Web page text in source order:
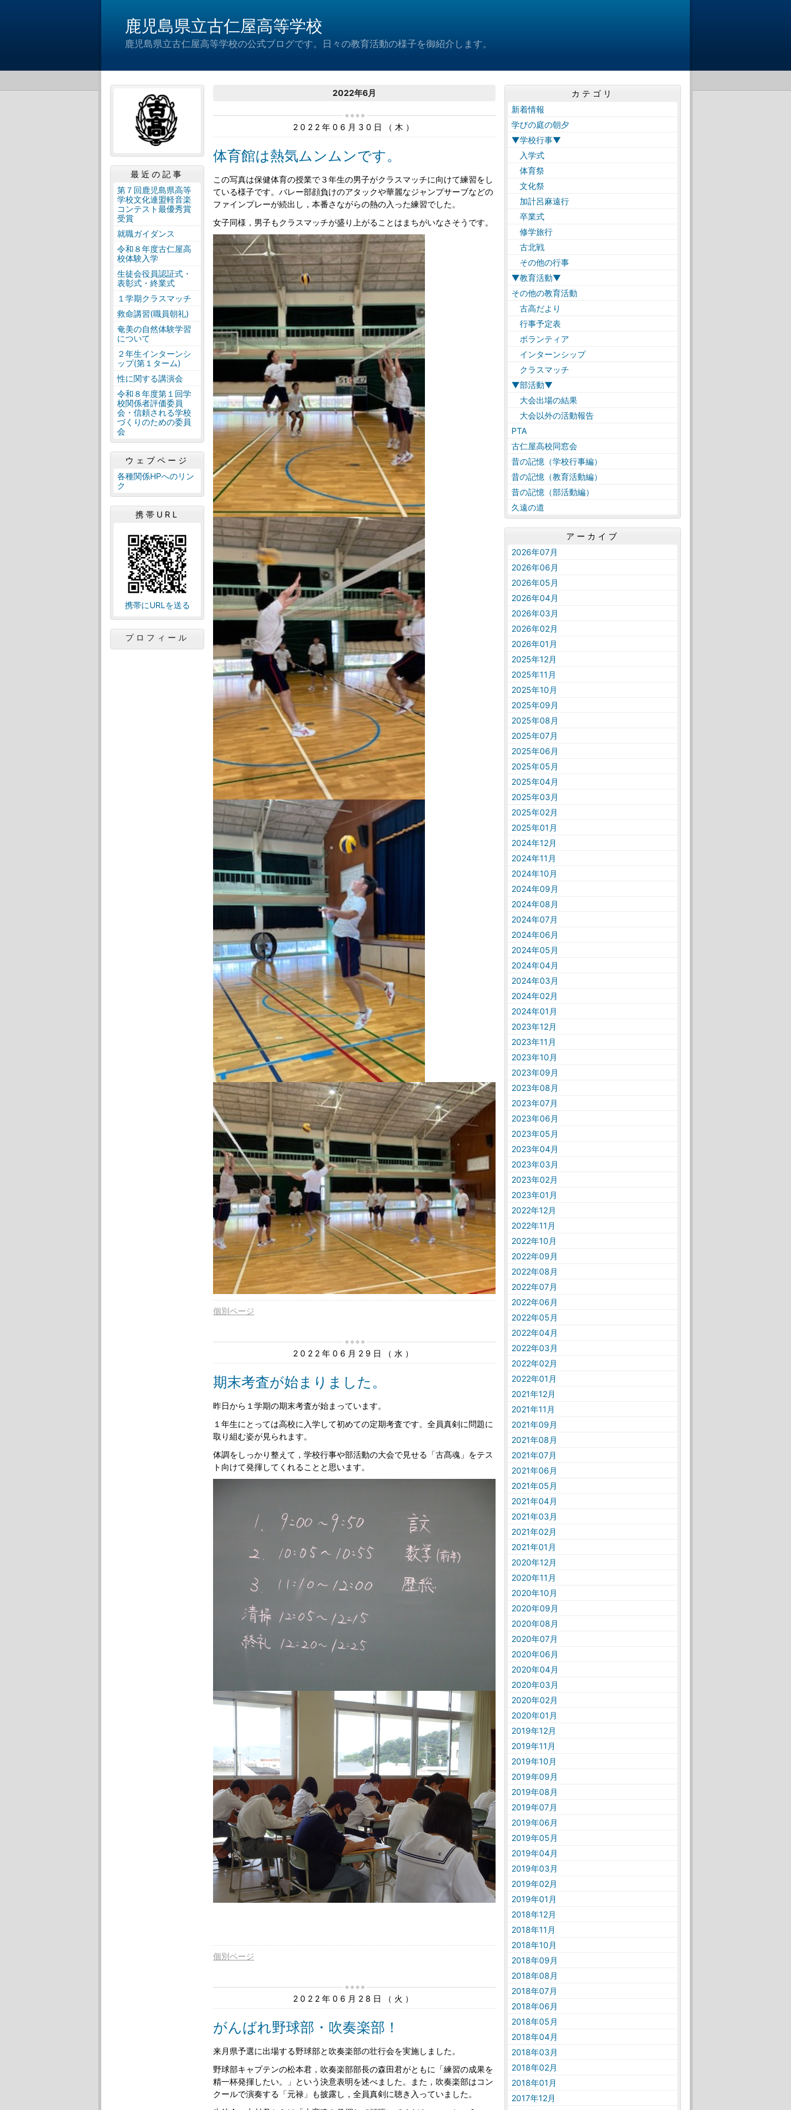
鹿児島県立古仁屋高等学校
鹿児島県立古仁屋高等学校の公式ブログです。日々の教育活動の様子を御紹介します。
2022年6月
2022年06月30日（木）
体育館は熱気ムンムンです。
この写真は保健体育の授業で３年生の男子がクラスマッチに向けて練習をし
ている様子です。バレー部顔負けのアタックや華麗なジャンプサーブなどの
ファインプレーが続出し，本番さながらの熱の入った練習でした。
女子同様，男子もクラスマッチが盛り上がることはまちがいなさそうです。
個別ページ
2022年06月29日（水）
期末考査が始まりました。
昨日から１学期の期末考査が始まっています。
１年生にとっては高校に入学して初めての定期考査です。全員真剣に問題に
取り組む姿が見られます。
体調をしっかり整えて，学校行事や部活動の大会で見せる「古髙魂」をテス
ト向けて発揮してくれることと思います。
個別ページ
2022年06月28日（火）
がんばれ野球部・吹奏楽部！
来月県予選に出場する野球部と吹奏楽部の壮行会を実施しました。
野球部キャプテンの松本君，吹奏楽部部長の森田君がともに「練習の成果を
精一杯発揮したい。」という決意表明を述べました。また，吹奏楽部はコン
クールで演奏する「元禄」も披露し，全員真剣に聴き入っていました。
最近の記事
第７回鹿児島県高等
学校文化連盟軽音楽
コンテスト最優秀賞
受賞
就職ガイダンス
令和８年度古仁屋高
校体験入学
生徒会役員認証式・
表彰式・終業式
１学期クラスマッチ
救命講習(職員朝礼)
奄美の自然体験学習
について
２年生インターンシ
ップ(第１ターム)
性に関する講演会
令和８年度第１回学
校関係者評価委員
会・信頼される学校
づくりのための委員
会
ウェブページ
各種関係HPへのリン
ク
携帯URL
携帯にURLを送る
プロフィール
カテゴリ
新着情報
学びの庭の朝夕
▼学校行事▼
入学式
体育祭
文化祭
加計呂麻遠行
卒業式
修学旅行
古北戦
その他の行事
▼教育活動▼
その他の教育活動
古高だより
行事予定表
ボランティア
インターンシップ
クラスマッチ
▼部活動▼
大会出場の結果
大会以外の活動報告
PTA
古仁屋高校同窓会
昔の記憶（学校行事編）
昔の記憶（教育活動編）
昔の記憶（部活動編）
久遠の道
アーカイブ
2026年07月
2026年06月
2026年05月
2026年04月
2026年03月
2026年02月
2026年01月
2025年12月
2025年11月
2025年10月
2025年09月
2025年08月
2025年07月
2025年06月
2025年05月
2025年04月
2025年03月
2025年02月
2025年01月
2024年12月
2024年11月
2024年10月
2024年09月
2024年08月
2024年07月
2024年06月
2024年05月
2024年04月
2024年03月
2024年02月
2024年01月
2023年12月
2023年11月
2023年10月
2023年09月
2023年08月
2023年07月
2023年06月
2023年05月
2023年04月
2023年03月
2023年02月
2023年01月
2022年12月
2022年11月
2022年10月
2022年09月
2022年08月
2022年07月
2022年06月
2022年05月
2022年04月
2022年03月
2022年02月
2022年01月
2021年12月
2021年11月
2021年09月
2021年08月
2021年07月
2021年06月
2021年05月
2021年04月
2021年03月
2021年02月
2021年01月
2020年12月
2020年11月
2020年10月
2020年09月
2020年08月
2020年07月
2020年06月
2020年04月
2020年03月
2020年02月
2020年01月
2019年12月
2019年11月
2019年10月
2019年09月
2019年08月
2019年07月
2019年06月
2019年05月
2019年04月
2019年03月
2019年02月
2019年01月
2018年12月
2018年11月
2018年10月
2018年09月
2018年08月
2018年07月
2018年06月
2018年05月
2018年04月
2018年03月
2018年02月
2018年01月
2017年12月